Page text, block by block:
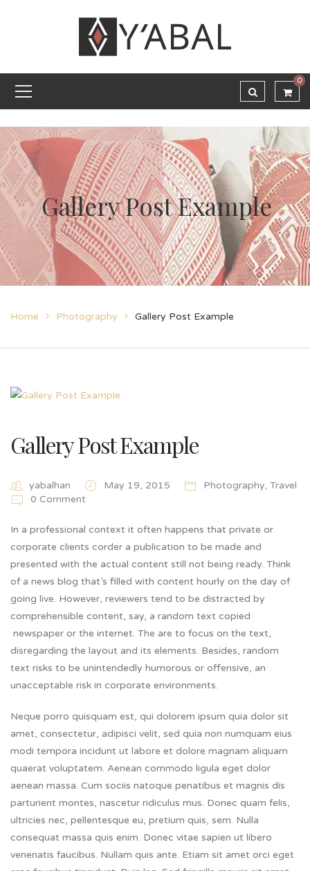
0
Gallery Post Example
Home Photography Gallery Post Example
Gallery Post Example
yabalhan May 19, 2015 Photography, Travel
0 Comment
In a professional context it often happens that private or
corporate clients corder a publication to be made and
presented with the actual content still not being ready. Think
of a news blog that’s filled with content hourly on the day of
going live. However, reviewers tend to be distracted by
comprehensible content, say, a random text copied
newspaper or the internet. The are to focus on the text,
disregarding the layout and its elements. Besides, random
text risks to be unintendedly humorous or offensive, an
unacceptable risk in corporate environments.
Neque porro quisquam est, qui dolorem ipsum quia dolor sit
amet, consectetur, adipisci velit, sed quia non numquam eius
modi tempora incidunt ut labore et dolore magnam aliquam
quaerat voluptatem. Aenean commodo ligula eget dolor
aenean massa. Cum sociis natoque penatibus et magnis dis
parturient montes, nascetur ridiculus mus. Donec quam felis,
ultricies nec, pellentesque eu, pretium quis, sem. Nulla
consequat massa quis enim. Donec vitae sapien ut libero
venenatis faucibus. Nullam quis ante. Etiam sit amet orci eget